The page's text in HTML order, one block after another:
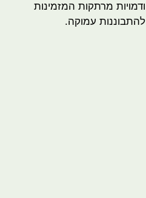
ודמויות מרתקות המזמינות
להתבוננות עמוקה.